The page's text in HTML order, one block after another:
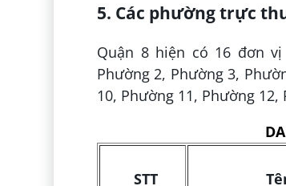
5. Các phường trực
Quận 8 hiện có 16 đơn
Phường 2, Phường 3,
10, Phường 11, Phường
STT